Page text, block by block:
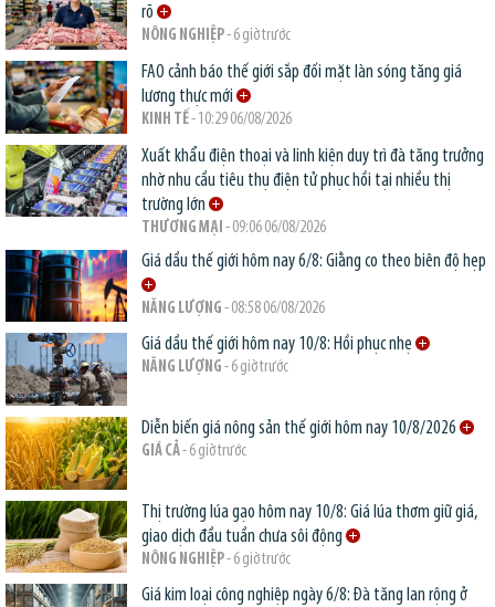
rõ
NÔNG NGHIỆP- 6 giờ trước
FAO cảnh báo thế giới sắp đối mặt làn sóng tăng giá
lương thực mới
KINH TẾ- 10:29 06/08/2026
Xuất khẩu điện thoại và linh kiện duy trì đà tăng trưởng
nhờ nhu cầu tiêu thụ điện tử phục hồi tại nhiều thị
trường lớn
THƯƠNG MẠI - 09:06 06/08/2026
Giá dầu thế giới hôm nay 6/8: Giằng co theo biên độ hẹp
NĂNG LƯỢNG - 08:58 06/08/2026
Giá dầu thế giới hôm nay 10/8: Hồi phục nhẹ
NĂNG LƯỢNG - 6 giờ trước
Diễn biến giá nông sản thế giới hôm nay 10/8/2026
GIÁ CẢ- 6 giờ trước
Thị trường lúa gạo hôm nay 10/8: Giá lúa thơm giữ giá,
giao dịch đầu tuần chưa sôi động
NÔNG NGHIỆP- 6 giờ trước
Giá kim loại công nghiệp ngày 6/8: Đà tăng lan rộng ở